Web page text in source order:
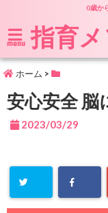
0歳か
menu 指育
ホーム >
安心安全 脳
2023/03/29